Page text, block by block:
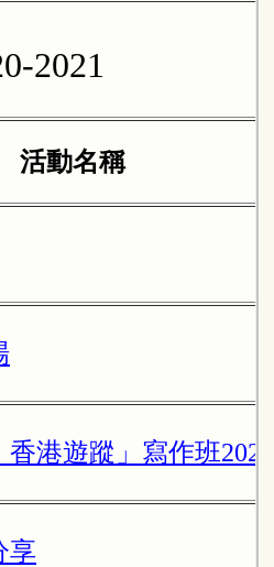
2021
活動名稱
香港遊蹤」寫作班2021
享